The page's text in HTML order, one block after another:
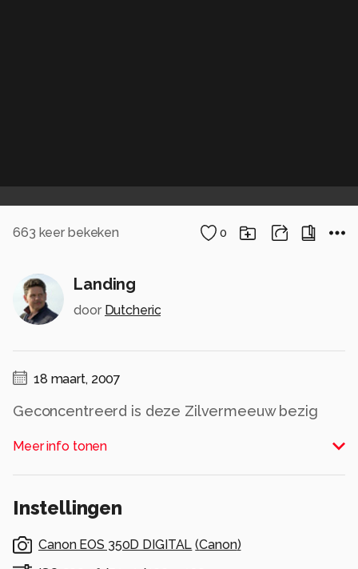
663 keer bekeken 0
Landing
door Dutcheric
18 maart, 2007
Geconcentreerd is deze Zilvermeeuw bezig
ging (uiteraard) goed. Gr. Eric
Meer info tonen
Instellingen
Canon EOS 350D DIGITAL (Canon)